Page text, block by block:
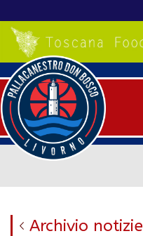
Archivio notizie